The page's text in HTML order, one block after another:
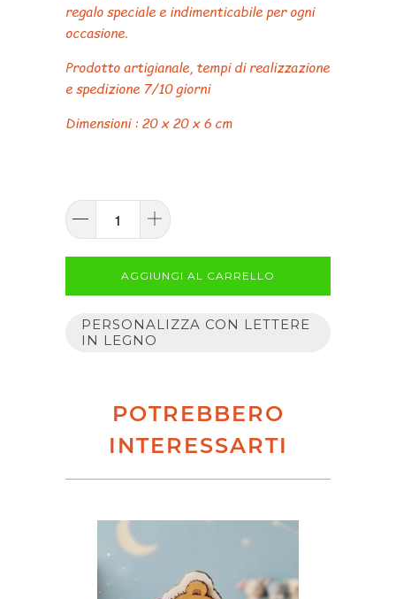
regalo speciale e indimenticabile per ogni
occasione.
Prodotto artigianale, tempi di realizzazione
e spedizione 7/10 giorni
Dimensioni : 20 x 20 x 6 cm
AGGIUNGI AL CARRELLO
PERSONALIZZA CON LETTERE
IN LEGNO
POTREBBERO
INTERESSARTI